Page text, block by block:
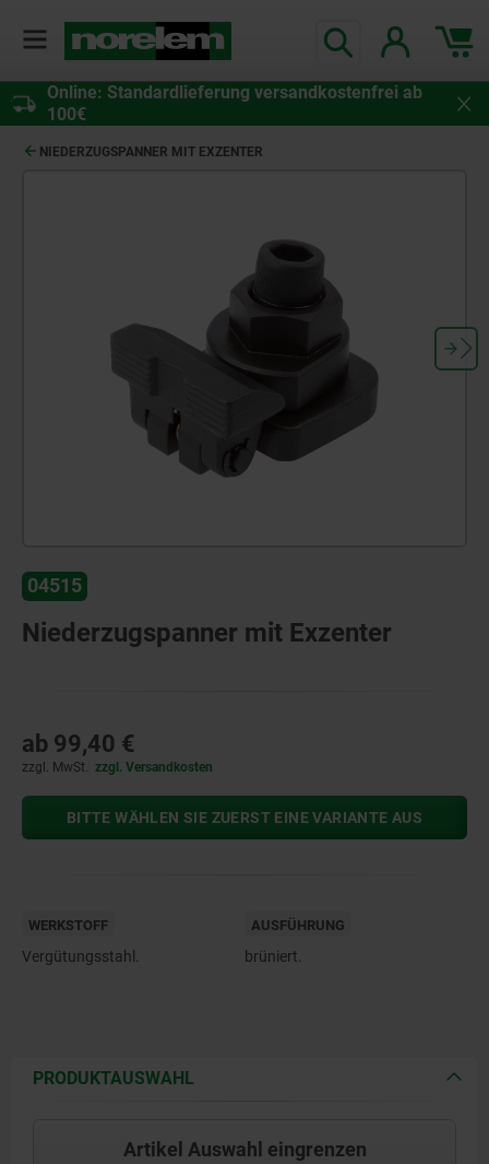
Online: Standardlieferung versandkostenfrei ab
100€
NIEDERZUGSPANNER MIT EXZENTER
04515
Niederzugspanner mit Exzenter
ab 99,40 €
zzgl. MwSt. zzgl. Versandkosten
BITTE WÄHLEN SIE ZUERST EINE VARIANTE AUS
WERKSTOFF
Vergütungsstahl.
AUSFÜHRUNG
brüniert.
PRODUKTAUSWAHL
Artikel Auswahl eingrenzen